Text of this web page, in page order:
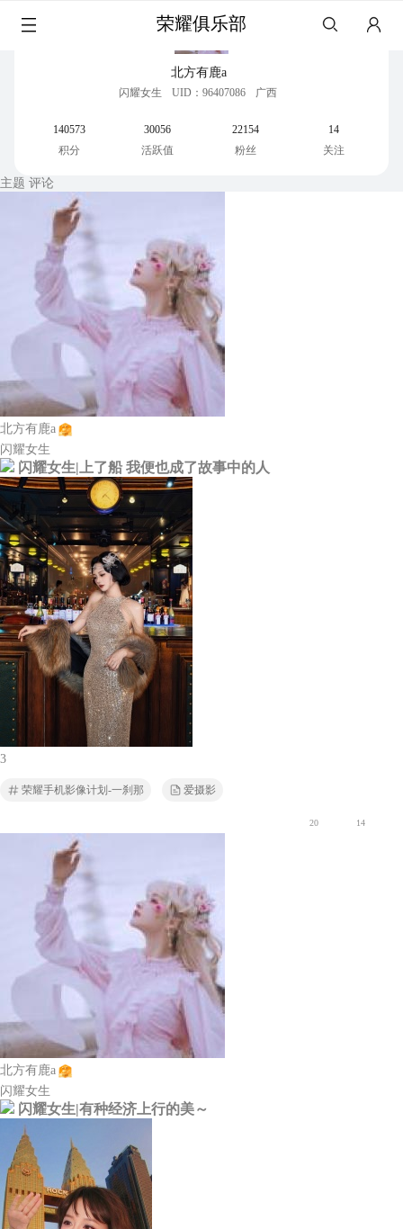
荣耀俱乐部
北方有鹿a
闪耀女生 UID：96407086 广西
140573
积分
30056
活跃值
22154
粉丝
14
关注
主题 评论
北方有鹿a
闪耀女生
闪耀女生|上了船 我便也成了故事中的人
3
荣耀手机影像计划-一刹那 爱摄影
20 14
北方有鹿a
闪耀女生
闪耀女生|有种经济上行的美～